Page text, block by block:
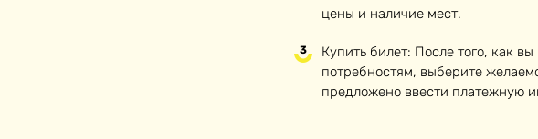
цены и наличие мест.
Купить билет: После того, как
потребностям, выберите
предложено ввести платежную